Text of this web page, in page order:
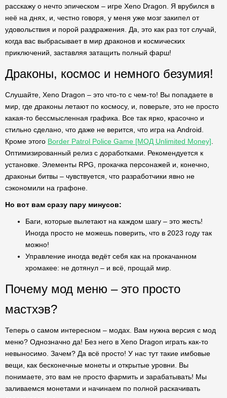
расскажу о нечто эпическом – игре Xeno Dragon. Я врубился в
неё на днях, и, честно говоря, у меня уже мозг закипел от
удовольствия и порой раздражения. Да, это как раз тот случай,
когда вас выбрасывает в мир драконов и космических
приключений, заставляя затащить полный фарш!
Драконы, космос и немного безумия!
Слушайте, Xeno Dragon – это что-то с чем-то! Вы попадаете в
мир, где драконы летают по космосу, и, поверьте, это не просто
какая-то бессмысленная графика. Все так ярко, красочно и
стильно сделано, что даже не верится, что игра на Android.
Кроме этого Border Patrol Police Game [МОД Unlimited Money]
Оптимизированный релиз с доработками. Рекомендуется к
установке. Элементы RPG, прокачка персонажей и, конечно,
драконьи битвы – чувствуется, что разработчики явно не
сэкономили на графоне.
Но вот вам сразу пару минусов:
Баги, которые вылетают на каждом шагу – это жесть!
Иногда просто не можешь поверить, что в 2023 году так
можно!
Управление иногда ведёт себя как на прокачанном
хромакее: не дотянул – и всё, прощай мир.
Почему мод меню – это просто
мастхэв?
Теперь о самом интересном – модах. Вам нужна версия с мод
меню? Однозначно да! Без него в Xeno Dragon играть как-то
невыносимо. Зачем? Да всё просто! У нас тут такие имбовые
вещи, как бесконечные монеты и открытые уровни. Вы
понимаете, это вам не просто фармить и зарабатывать! Мы
заливаемся монетами и начинаем по полной раскачивать